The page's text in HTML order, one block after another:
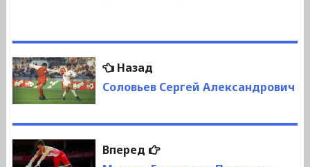
Навигация
по
записям
НазадПредыдущая
запись:
Соловьев Сергей Александрович
Вперед
Следующая